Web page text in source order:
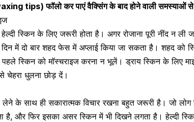
tips) फॉलो कर पाएं वैक्सिंग के बाद होने वाली समस्याओं से
स्किन के लिए जरूरी होता है। अगर रोजाना पूरी नींद न ली
में दो बारशहदफेस में अप्लाई किया जा सकता है। शहद को
स्किन को मॉस्चराइज करना न भूलें। ड्राय स्किन के लिए
चेहरा धुलना छोड़ दें।
के साथ ही सकारात्मक विचार रखना बहुत जरूरी है। जो लोग
है, और फिर इसका असर स्किन में भी दिखने लगता है। हेल्दी